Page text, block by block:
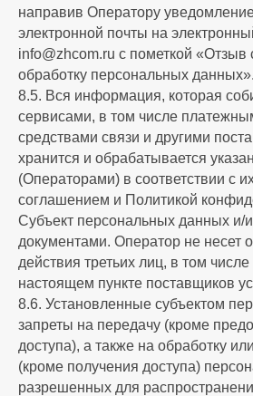
направив Оператору
электронной почты на
info@zhcom.ru с пометкой «Отзыв
обработку персональных данных».
8.5. Вся информация, которая
сервисами, в том числе
средствами связи и другими
хранится и обрабатывается
(Операторами) в соответствии с
соглашением и Политикой
Субъект персональных данных и/
документами. Оператор не несет
действия третьих лиц, в том
настоящем пункте поставщиков
8.6. Установленные субъектом
запреты на передачу (кроме
доступа), а также на обработку
(кроме получения доступа)
разрешенных для